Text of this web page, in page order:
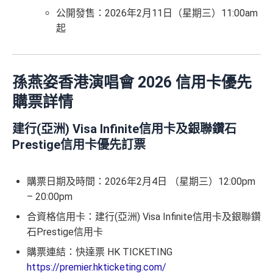
公開發售：2026年2月11日（星期三）11:00am
起
孫燕姿香港演唱會 2026 信用卡優先
購票詳情
建行(亞洲) Visa Infinite信用卡及銀聯鑽石
Prestige信用卡優先訂票
購票日期及時間：2026年2月4日 （星期三）12:00pm
– 20:00pm
合資格信用卡：建行(亞洲) Visa Infinite信用卡及銀聯鑽
石Prestige信用卡
購票連結：快達票 HK TICKETING
https://premier.hkticketing.com/